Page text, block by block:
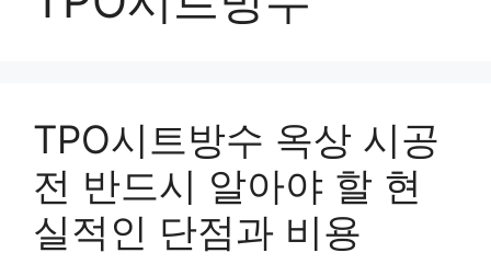
TPO시트방수 옥상 시공
전 반드시 알아야 할 현
실적인 단점과 비용